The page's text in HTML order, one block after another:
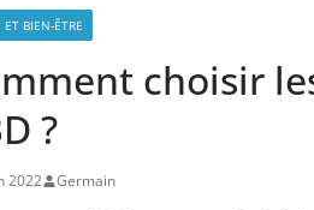
ET BIEN-ÊTRE
choisir
?
2022 Germain